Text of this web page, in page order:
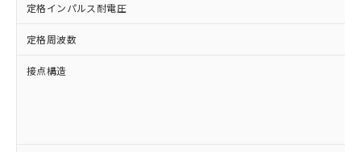
定格インパルス耐電圧
定格周波数
接点構造